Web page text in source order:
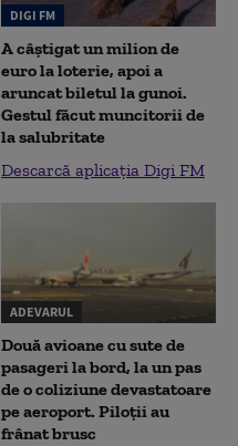
DIGI FM
A câștigat un milion de
euro la loterie, apoi a
aruncat biletul la gunoi.
Gestul făcut muncitorii de
la salubritate
Descarcă aplicația Digi FM
ADEVARUL
Două avioane cu sute de
pasageri la bord, la un pas
de o coliziune devastatoare
pe aeroport. Piloții au
frânat brusc